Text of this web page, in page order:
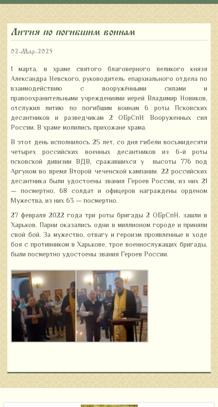
Лития по погибшим воинам
02-Мар-2025
1 марта, в храме святого благоверного великого князя
Александра Невского, руководитель епархиального отдела по
взаимодействию с вооружёнными силами и
правоохранительными учреждениями иерей Владимир Новиков,
отслужил литию по погибшим воинам 6 роты Псковских
десантников и разведчикам 2 ОБрСпН Вооруженных сил
России. В храме молились прихожане храма.
В этот день исполнилось 25 лет, со дня гибели восьмидесяти
четырех российских военных десантников из 6-й роты
псковской дивизии ВДВ, сражавшихся у высоты 776 под
Аргуном во время Второй чеченской кампании. 22 российских
десантника были удостоены звания Героев России, из них 21
— посмертно, 68 солдат и офицеров награждены орденом
Мужества, из них 63 — посмертно.
27 февраля 2022 года три роты бригады 2 ОБрСпН, зашли в
Харьков. Парни оказались одни в миллионом городе и приняли
свой бой. За мужество, отвагу и героизм проявленные в ходе
боя с противником в Харькове, трое военнослужащих бригады,
были посмертно удостоены звания Героев России.